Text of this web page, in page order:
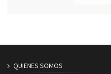
QUIENES SOMOS